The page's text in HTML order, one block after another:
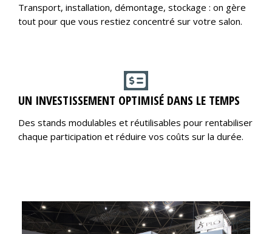
Transport, installation, démontage, stockage : on gère
tout pour que vous restiez concentré sur votre salon.
UN INVESTISSEMENT OPTIMISÉ DANS LE TEMPS
Des stands modulables et réutilisables pour rentabiliser
chaque participation et réduire vos coûts sur la durée.